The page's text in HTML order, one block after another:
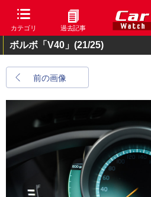
カテゴリ 過去記事
ボルボ「V40」 (21/25)
前の画像